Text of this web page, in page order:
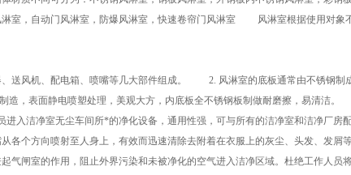
淋室，自动门风淋室，防爆风淋室，快速卷帘门风淋室 风淋室根据使用对象
送风机、配电箱、喷嘴等几大部件组成。 2. 风淋室的底板通常由不锈钢制
，表面静电喷塑处理，美观大方，内底板全不锈钢板制做耐磨擦，易清洁
洁净室无尘车间所*的净化设备，通用性强，可与所有的洁净室和洁净厂房
各个方向喷射至人身上，有效而迅速清除去附着在衣服上的灰尘、头发、发屑
气闸室的作用，阻止外界污染和未被净化的空气进入洁净区域。杜绝工作人员